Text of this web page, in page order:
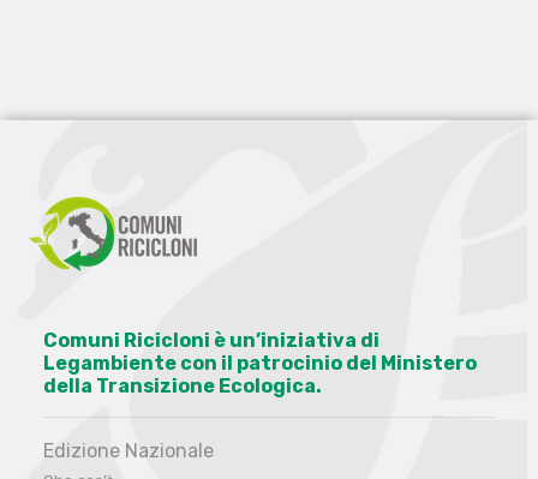
Comuni Ricicloni è un’iniziativa di
Legambiente con il patrocinio del Ministero
della Transizione Ecologica.
Edizione Nazionale